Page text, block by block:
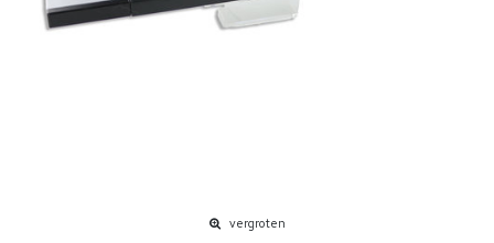
vergroten